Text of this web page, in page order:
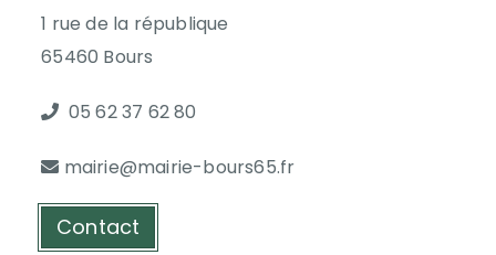
1 rue de la république
65460 Bours
05 62 37 62 80
mairie@mairie-bours65.fr
Contact